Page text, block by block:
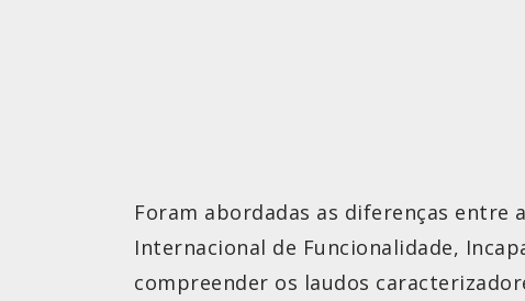
Foram abordadas as diferenças entre
Internacional de Funcionalidade,
compreender os laudos